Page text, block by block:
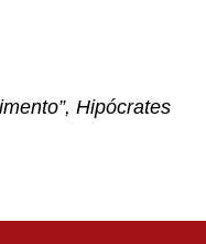
Hipócrates